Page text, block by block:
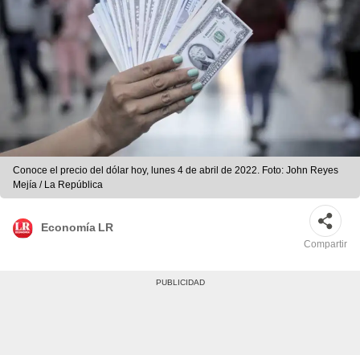
Conoce el precio del dólar hoy, lunes 4 de abril de 2022. Foto: John Reyes
Mejía / La República
Economía LR
Compartir